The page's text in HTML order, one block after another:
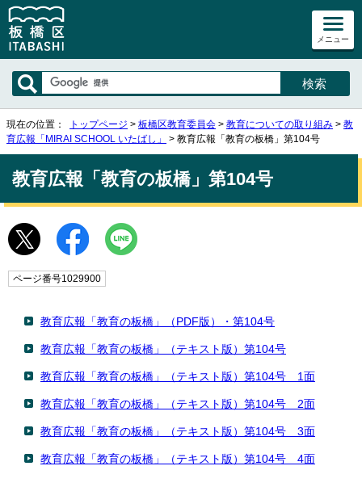
メニュー
現在の位置： トップページ > 板橋区教育委員会 > 教育についての取り組み > 教
育広報「MIRAI SCHOOL いたばし」
> 教育広報「教育の板橋」第104号
教育広報「教育の板橋」第104号
ページ番号1029900
教育広報「教育の板橋」（PDF版）・第104号
教育広報「教育の板橋」（テキスト版）第104号
教育広報「教育の板橋」（テキスト版）第104号 1面
教育広報「教育の板橋」（テキスト版）第104号 2面
教育広報「教育の板橋」（テキスト版）第104号 3面
教育広報「教育の板橋」（テキスト版）第104号 4面